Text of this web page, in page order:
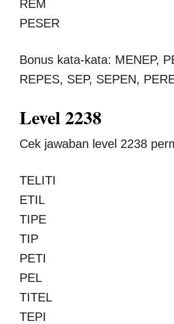
REM
PESER
Bonus kata-kata: MENEP,
REPES, SEP, SEPEN,
Level 2238
Cek jawaban level 2238
TELITI
ETIL
TIPE
TIP
PETI
PEL
TITEL
TEPI